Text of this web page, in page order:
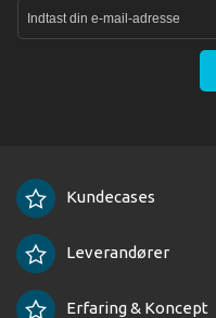
Kundecases
Leverandører
Erfaring & Koncept